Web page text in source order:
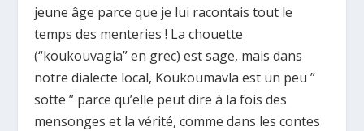
jeune âge parce que je lui racontais tout le
temps des menteries ! La chouette
(“koukouvagia” en grec) est sage, mais dans
notre dialecte local, Koukoumavla est un peu ”
sotte ” parce qu’elle peut dire à la fois des
mensonges et la vérité, comme dans les contes